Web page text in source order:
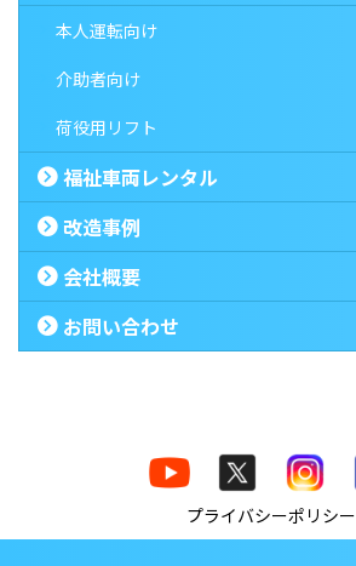
本人運転向け
介助者向け
荷役用リフト
福祉車両レンタル
改造事例
会社概要
お問い合わせ
プライバシーポリシー